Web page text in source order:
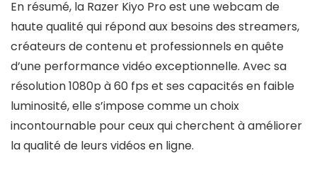
En résumé, la Razer Kiyo Pro est une webcam de
haute qualité qui répond aux besoins des streamers,
créateurs de contenu et professionnels en quête
d’une performance vidéo exceptionnelle. Avec sa
résolution 1080p à 60 fps et ses capacités en faible
luminosité, elle s’impose comme un choix
incontournable pour ceux qui cherchent à améliorer
la qualité de leurs vidéos en ligne.